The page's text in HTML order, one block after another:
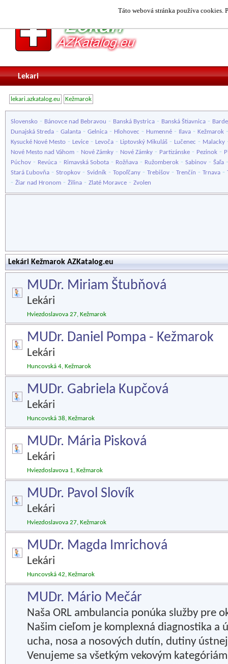
Táto webová stránka používa cookies.
Lekari
lekari.azkatalog.eu Kežmarok
Slovensko - Bánovce nad Bebravou - Banská Bystrica - Banská Štiavnica -
Dunajská Streda - Galanta - Gelnica - Hlohovec - Humenné - Ilava - Kežmarok
Kysucké Nové Mesto - Levice - Levoča - Liptovský Mikuláš - Lučenec - Malacky
Nové Mesto nad Váhom - Nové Zámky - Nové Zámky - Partizánske - Pezinok -
Púchov - Revúca - Rimavská Sobota - Rožňava - Ružomberok - Sabinov - Šaľa
Stará Ľubovňa - Stropkov - Svidník - Topoľčany - Trebišov - Trenčín - Trnava -
- Žiar nad Hronom - Žilina - Zlaté Moravce - Zvolen
Lekári Kežmarok AZKatalog.eu
MUDr. Miriam Štubňová
Lekári
Hviezdoslavova 27, Kežmarok
MUDr. Daniel Pompa - Kežmarok
Lekári
Huncovská 4, Kežmarok
MUDr. Gabriela Kupčová
Lekári
Huncovská 38, Kežmarok
MUDr. Mária Pisková
Lekári
Hviezdoslavova 1, Kežmarok
MUDr. Pavol Slovík
Lekári
Hviezdoslavova 27, Kežmarok
MUDr. Magda Imrichová
Lekári
Huncovská 42, Kežmarok
MUDr. Mário Mečár
Naša ORL ambulancia ponúka služby pre
Našim cieľom je komplexná diagnostika a
ucha, nosa a nosových dutín, dutiny
Venujeme sa všetkým vekovým